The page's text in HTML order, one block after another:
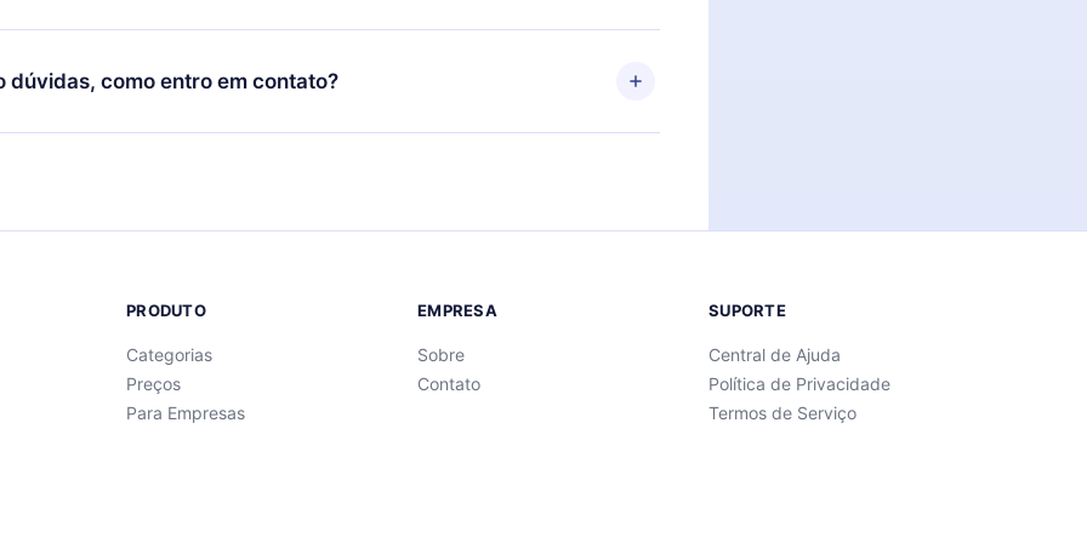
por não renovar sua assinatura do 12min, você pode cancelar a
e o próximo ciclo de cobrança não ocorrerá.
dúvidas, como entro em contato?
para entrar em contato porsupport@12min.com.
PRODUTO
Categorias
Preços
Para Empresas
EMPRESA
Sobre
Contato
SUPORTE
Central de Ajuda
Política de Privacidade
Termos de Serviço